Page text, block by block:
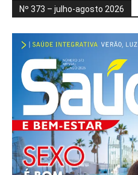
Nº 373 – julho-agosto 2026